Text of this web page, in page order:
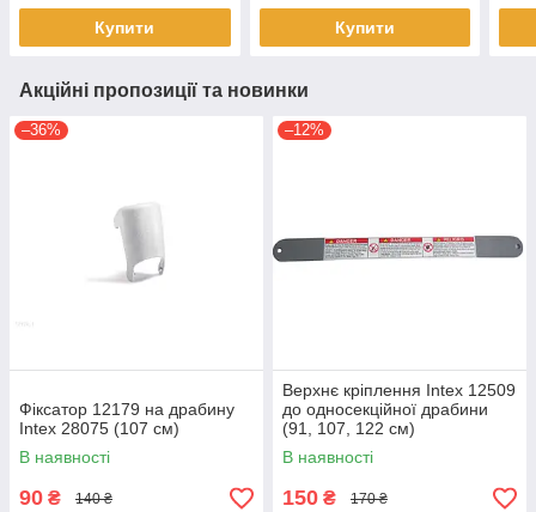
Купити Купити
Акційні пропозиції та новинки
–36%
Фіксатор 12179 на драбину
Intex 28075 (107 см)
В наявності
90 ₴ 140 ₴
–12%
Верхнє кріплення Intex 12509
до односекційної драбини
(91, 107, 122 см)
В наявності
150 ₴ 170 ₴